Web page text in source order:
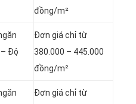
đồng/m²
Độ
Đơn giá chỉ từ
380.000 – 445.000
đồng/m²
Đơn giá chỉ từ